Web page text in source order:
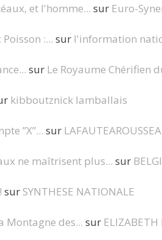
et l'homme... sur Euro-
:... sur l'information
sur Le Royaume Chérifien
kibboutznick lamballais
”X”... sur
ne maîtrisent plus... sur
sur SYNTHESE NATIONALE
Montagne des... sur ELIZABETH